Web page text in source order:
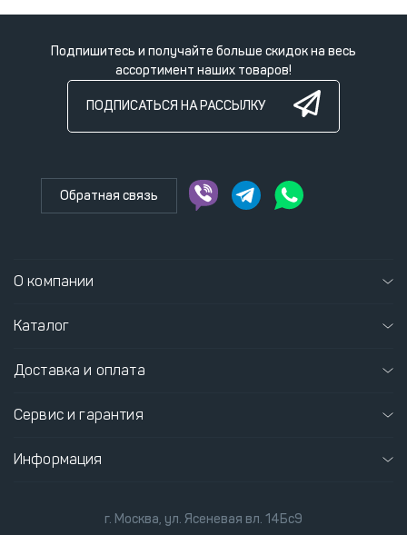
Подпишитесь и получайте больше скидок на весь
ассортимент наших товаров!
ПОДПИСАТЬСЯ НА РАССЫЛКУ
Обратная связь
О компании
Каталог
Доставка и оплата
Сервис и гарантия
Информация
г. Москва, ул. Ясеневая вл. 14Бс9